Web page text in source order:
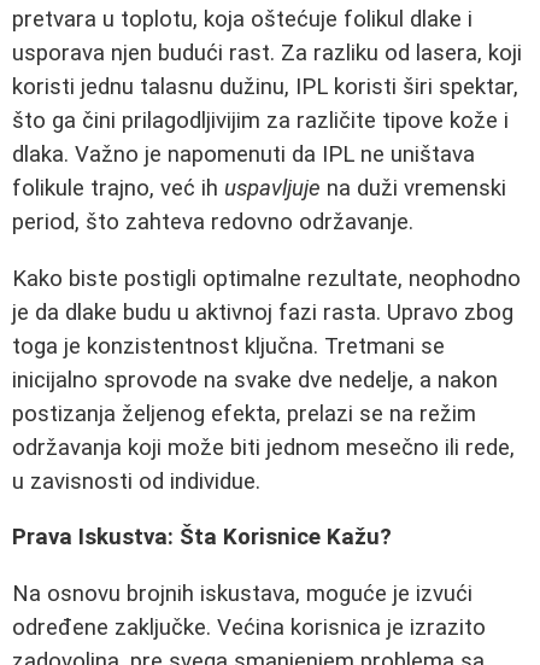
pretvara u toplotu, koja oštećuje folikul dlake i
usporava njen budući rast. Za razliku od lasera, koji
koristi jednu talasnu dužinu, IPL koristi širi spektar,
što ga čini prilagodljivijim za različite tipove kože i
dlaka. Važno je napomenuti da IPL ne uništava
folikule trajno, već ih uspavljuje na duži vremenski
period, što zahteva redovno održavanje.
Kako biste postigli optimalne rezultate, neophodno
je da dlake budu u aktivnoj fazi rasta. Upravo zbog
toga je konzistentnost ključna. Tretmani se
inicijalno sprovode na svake dve nedelje, a nakon
postizanja željenog efekta, prelazi se na režim
održavanja koji može biti jednom mesečno ili rede,
u zavisnosti od individue.
Prava Iskustva: Šta Korisnice Kažu?
Na osnovu brojnih iskustava, moguće je izvući
određene zaključke. Većina korisnica je izrazito